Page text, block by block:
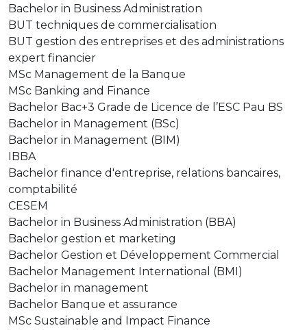
Bachelor in Business Administration
BUT techniques de commercialisation
BUT gestion des entreprises et des administrations
expert financier
MSc Management de la Banque
MSc Banking and Finance
Bachelor Bac+3 Grade de Licence de l’ESC Pau BS
Bachelor in Management (BSc)
Bachelor in Management (BIM)
IBBA
Bachelor finance d'entreprise, relations bancaires,
comptabilité
CESEM
Bachelor in Business Administration (BBA)
Bachelor gestion et marketing
Bachelor Gestion et Développement Commercial
Bachelor Management International (BMI)
Bachelor in management
Bachelor Banque et assurance
MSc Sustainable and Impact Finance